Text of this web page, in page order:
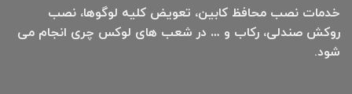
خدمات نصب محافظ کابین، تعویض کلیه لوگوها، نصب
روکش صندلی، رکاب و … در شعب های لوکس چری انجام می
شود.